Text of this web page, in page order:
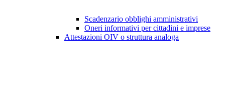
Scadenzario obblighi amministrativi
Oneri informativi per cittadini e imprese
Attestazioni OIV o struttura analoga